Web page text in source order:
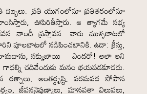
దెబ్బలు. ప్రతి యుగంలోనూ ప్రతితరంలోనూ
ఊపిరితీస్తారు. ఆ త్యాగమే సభ్య
నాందీ ప్రస్తావన. వారు ముళ్ళబాటలో
పూలబాటలో నడిపించటానికి. ఉదా: క్రీస్తు,
సక్కుబాయి… ఎందరో! అలా అని
చదివేందుకు మనం భయపడకూడదు.
రత్నాలు, అంతర్దృష్టి, పరమపద సోపాన
జీవననైపుణ్యాలు, మానవతా విలువలు,